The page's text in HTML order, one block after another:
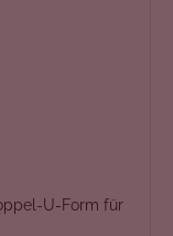
U-Form für